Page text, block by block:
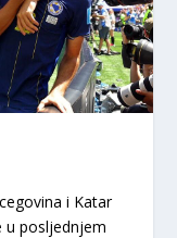
i Katar
u posljednjem